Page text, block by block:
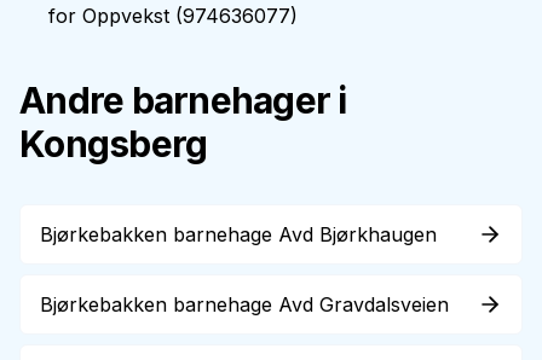
for Oppvekst (974636077)
Andre barnehager i
Kongsberg
Bjørkebakken barnehage Avd Bjørkhaugen
Bjørkebakken barnehage Avd Gravdalsveien